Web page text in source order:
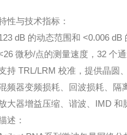
性与技术指标：
dB 的动态范围和 <0.006 dB
微秒/点的测量速度，32 个通
TRL/LRM 校准，提供晶圆
器变频损耗、回波损耗、隔
器增益压缩、谐波、IMD 和
：